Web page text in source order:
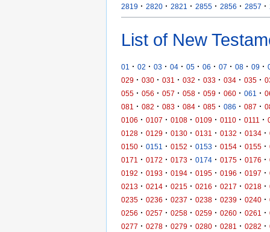
2819 · 2820 · 2821 · 2855 · 2856 · 2857 ·
List of New
01 · 02 · 03 · 04 · 05 · 06 · 07 · 08 · 09 ·
029 · 030 · 031 · 032 · 033 · 034 · 035 ·
055 · 056 · 057 · 058 · 059 · 060 · 061 ·
081
· 082 · 083 · 084 · 085 · 086 · 087 ·
0106 · 0107 · 0108 · 0109 · 0110 · 0111 ·
0128 · 0129 · 0130 · 0131 · 0132 · 0134 ·
0150 · 0151 · 0152 · 0153 · 0154 · 0155 ·
0171
· 0172 · 0173 · 0174 · 0175 · 0176 ·
0192 · 0193 · 0194 · 0195 · 0196 · 0197 ·
0213 · 0214 · 0215 · 0216 · 0217 · 0218 ·
0235 · 0236 · 0237 · 0238 · 0239 · 0240 ·
0256 · 0257 · 0258 · 0259 · 0260 · 0261 ·
0277 · 0278 · 0279 · 0280 · 0281 · 0282 ·